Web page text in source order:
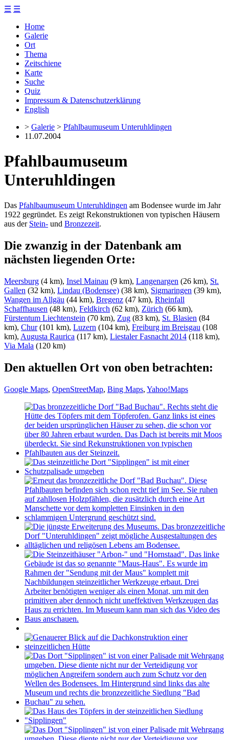
☰ ☰
Home
Galerie
Ort
Thema
Zeitschiene
Karte
Suche
Quiz
Impressum & Datenschutzerklärung
English
> Galerie > Pfahlbaumuseum Unteruhldingen
11.07.2004
Pfahlbaumuseum
Unteruhldingen
Das Pfahlbaumuseum Unteruhldingen am Bodensee wurde im Jahr
1922 gegründet. Es zeigt Rekonstruktionen von typischen Häusern
aus der Stein- und Bronzezeit.
Die zwanzig in der Datenbank am
nächsten liegenden Orte:
Meersburg (4 km), Insel Mainau (9 km), Langenargen (26 km), St.
Gallen (32 km), Lindau (Bodensee) (38 km), Sigmaringen (39 km),
Wangen im Allgäu (44 km), Bregenz (47 km), Rheinfall
Schaffhausen (48 km), Feldkirch (62 km), Zürich (66 km),
Fürstentum Liechtenstein (70 km), Zug (83 km), St. Blasien (84
km), Chur(101 km), Luzern (104 km), Freiburg im Breisgau (108
km), Augusta Raurica (117 km), Liestaler Fasnacht 2014 (118 km),
Via Mala (120 km)
Den aktuellen Ort von oben betrachten:
Google Maps, OpenStreetMap, Bing Maps, Yahoo!Maps